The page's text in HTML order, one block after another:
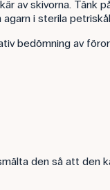
av skivorna. Tänk
i sterila
bedömning av
den så att den